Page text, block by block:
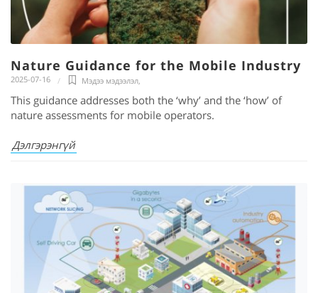
Nature Guidance for the Mobile Industry
2025-07-16 Мэдээ мэдээлэл,
This guidance addresses both the ‘why’ and the ‘how’ of
nature assessments for mobile operators.
Дэлгэрэнгүй